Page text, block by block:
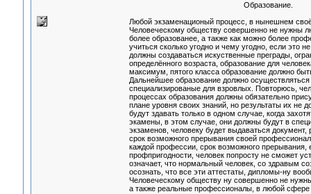
Образование.
Любой экзаменационый процесс, в нынешнем
Человеческому обществу совершенно не нужны
более образованее, а также как можно более
учиться сколько угодно и чему угодно, если это
должны создаваться искуственные преграды,
определённого возраста, образование для
максимум, пятого класса образование должно
Дальнейшее образование должно
специализированые для взровлых. Повторюсь,
процессах образования должны обязательно
плане уровня своих знаний, но результаты их не
будут здавать только в одном случае, когда
экамены, в этом случае, они должны будут в
экзаменов, человеку будет выдаваться
срок возможного прерывания своей
каждой профессии, срок возможного прерывания,
профпригодности, человек попросту не сможет
означает, что нормальный человек, со здравым
осознать, что все эти аттестаты, дипломы-ну
Человеческому обществу ну совершенно не
а также реальные профессионалы, в любой сфере